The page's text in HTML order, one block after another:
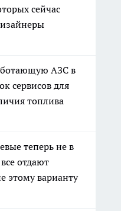
сейчас
АЗС в
сервисов для
топлива
теперь не в
отдают
этому варианту